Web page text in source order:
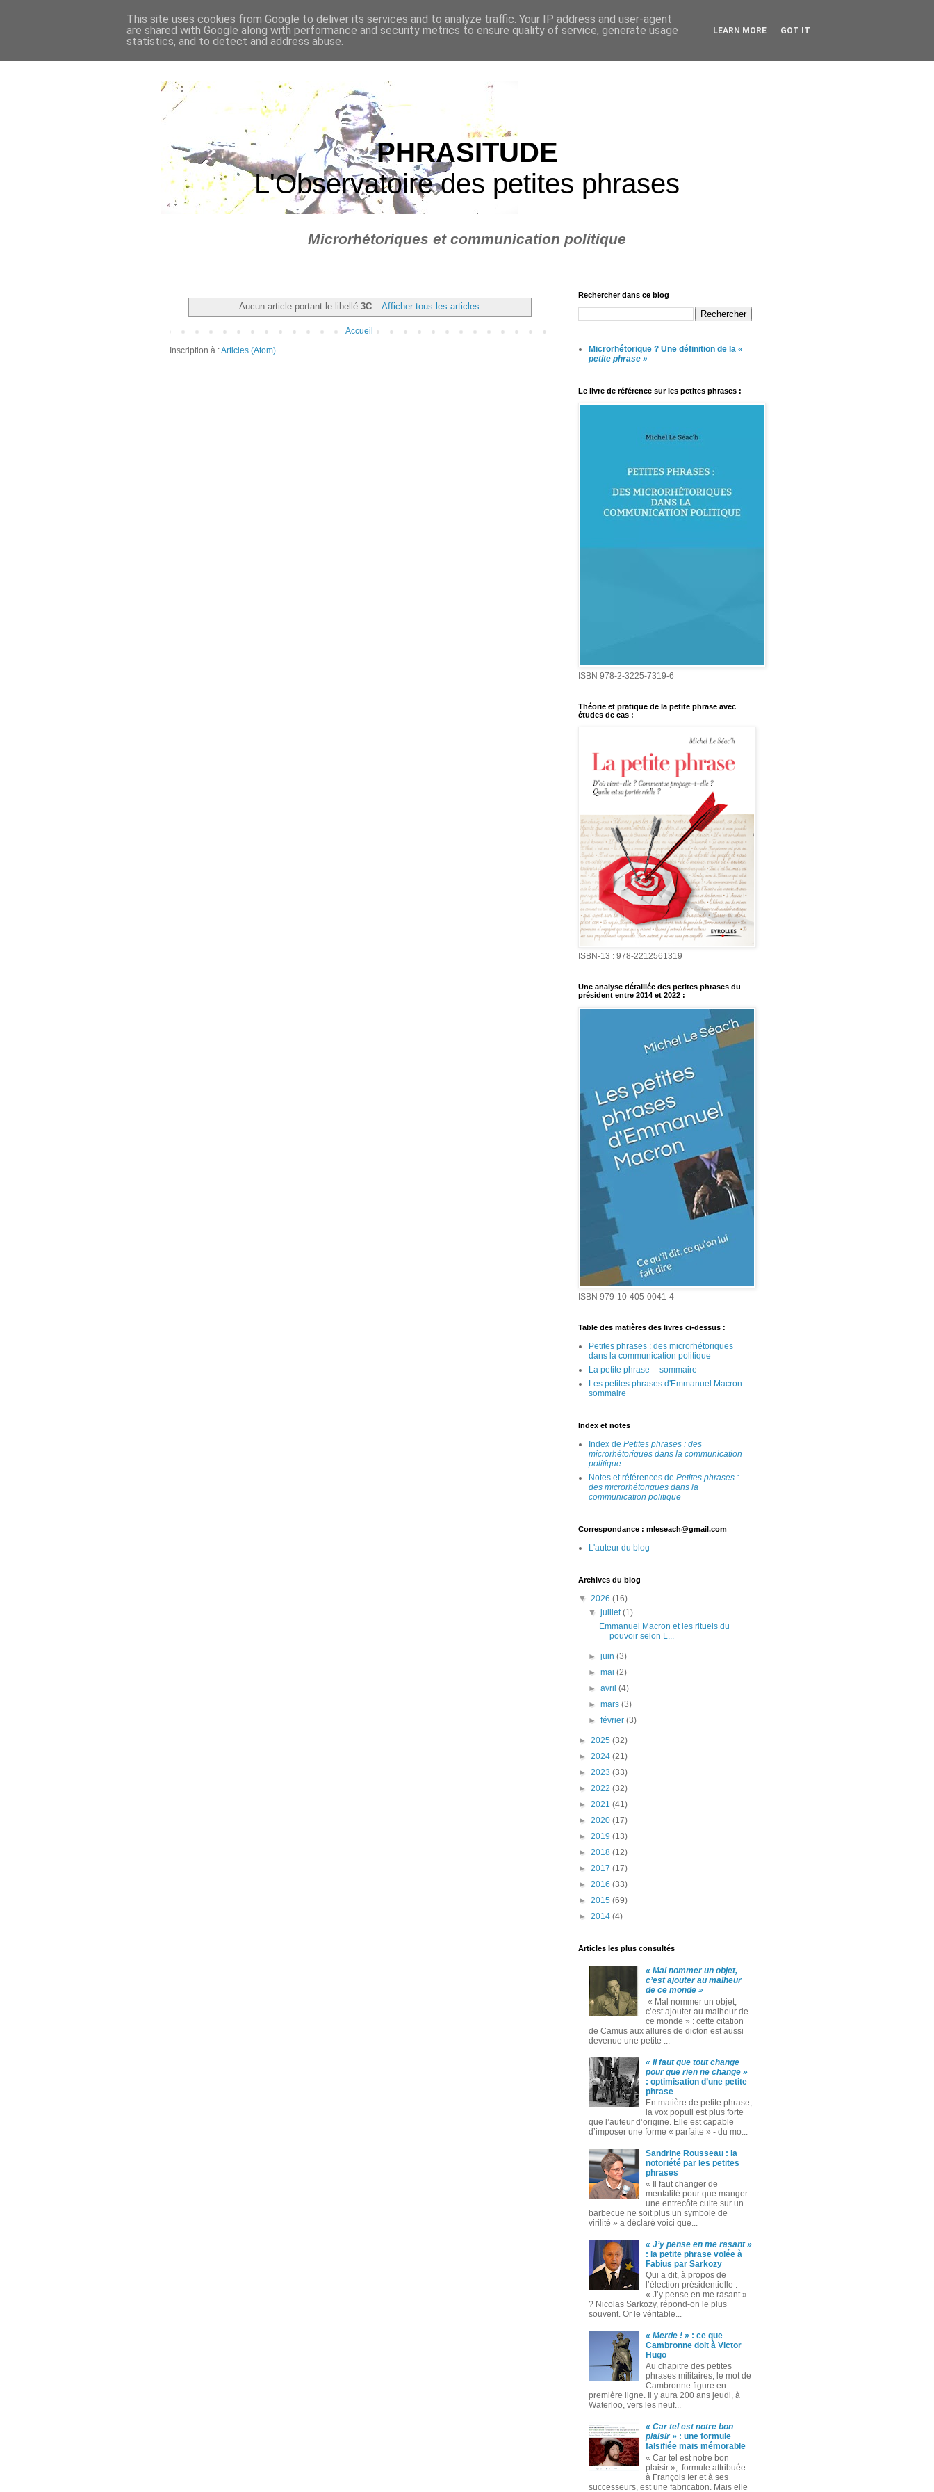
PHRASITUDE
L'Observatoire des petites phrases
Microrhétoriques et communication politique
Aucun article portant le libellé3C Afficher tous les articles
Accueil
Inscription à :Articles (Atom)
Rechercher dans ce blog
Microrhétorique ? Une définition de la «
petite phrase »
Le livre de référence sur les petites phrases :
ISBN 978-2-3225-7319-6
Théorie et pratique de la petite phrase avec
études de cas :
ISBN-13 : 978-2212561319
Une analyse détaillée des petites phrases du
président entre 2014 et 2022 :
ISBN 979-10-405-0041-4
Table des matières des livres ci-dessus :
Petites phrases : des microrhétoriques
dans la communication politique
La petite phrase -- sommaire
Les petites phrases d'Emmanuel Macron -
sommaire
Index et notes
Index de Petites phrases : des
microrhétoriques dans la communication
politique
Notes et références de Petites phrases :
des microrhétoriques dans la
communication politique
Correspondance : mleseach@gmail.com
L'auteur du blog
Archives du blog
▼ 2026 (16)
▼juillet(1)
Emmanuel Macron et les rituels du
pouvoir selon L...
►juin(3)
►mai(2)
►avril(4)
►mars(3)
►février(3)
► 2025 (32)
► 2024 (21)
► 2023 (33)
► 2022 (32)
► 2021 (41)
► 2020 (17)
► 2019 (13)
► 2018 (12)
► 2017 (17)
► 2016 (33)
► 2015 (69)
► 2014 (4)
Articles les plus consultés
« Mal nommer un objet,
c’est ajouter au malheur
de ce monde »
« Mal nommer un objet,
c’est ajouter au malheur de
ce monde » : cette citation
de Camus aux allures de dicton est aussi
devenue une petite ...
« Il faut que tout change
pour que rien ne change »
: optimisation d’une petite
phrase
En matière de petite phrase,
la vox populi est plus forte
que l’auteur d’origine. Elle est capable
d’imposer une forme « parfaite » ‑ du mo...
Sandrine Rousseau : la
notoriété par les petites
phrases
« Il faut changer de
mentalité pour que manger
une entrecôte cuite sur un
barbecue ne soit plus un symbole de
virilité » a déclaré voici que...
« J’y pense en me rasant »
: la petite phrase volée à
Fabius par Sarkozy
Qui a dit, à propos de
l’élection présidentielle :
« J’y pense en me rasant »
? Nicolas Sarkozy, répond-on le plus
souvent. Or le véritable...
« Merde ! »: ce que
Cambronne doit à Victor
Hugo
Au chapitre des petites
phrases militaires, le mot de
Cambronne figure en
première ligne. Il y aura 200 ans jeudi, à
Waterloo, vers les neuf...
« Car tel est notre bon
plaisir »: une formule
falsifiée mais mémorable
« Car tel est notre bon
plaisir », formule attribuée
à François Ier et à ses
successeurs, est une fabrication. Mais elle
This site uses cookies from Google to deliver its services and to analyze traffic. Your IP address and user-agent
are shared with Google along with performance and security metrics to ensure quality of service, generate usage
statistics, and to detect and address abuse.
LEARN MORE GOT IT